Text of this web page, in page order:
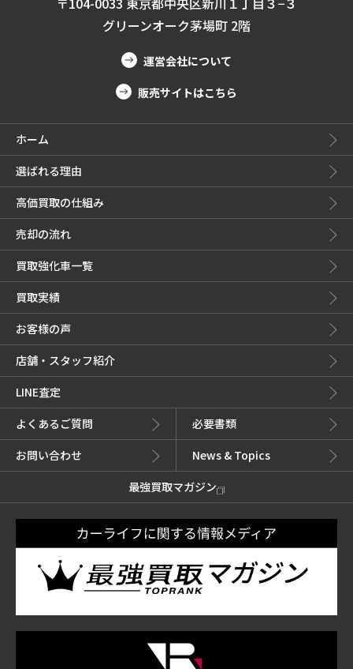
グリーンオーク茅場町 2階
運営会社について
販売サイトはこちら
ホーム
選ばれる理由
高価買取の仕組み
売却の流れ
買取強化車一覧
買取実績
お客様の声
店舗・スタッフ紹介
LINE査定
よくあるご質問
必要書類
お問い合わせ
News & Topics
最強買取マガジン